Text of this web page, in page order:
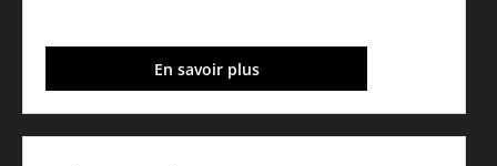
En savoir plus